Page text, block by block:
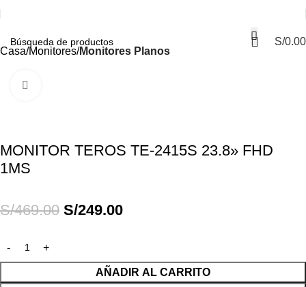
S/0.00
Casa Monitores Monitores Planos
MONITOR TEROS TE-2415S 23.8» FHD
1MS
S/469.00 S/249.00
AÑADIR AL CARRITO